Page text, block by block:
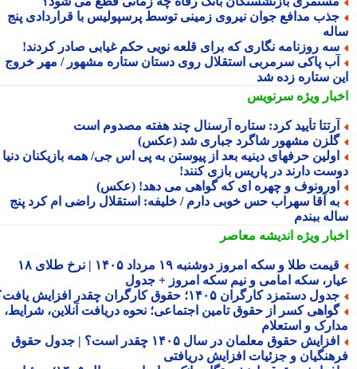
مدافع جوان نیروی زمینی توسط پرسپولیس با قراردادی پنج
روزنامه نگاری که برای قلعه نویی حکم غیابی صادر کردند!
پاکی سرمربی استقلال روی دستان ستاره مشهور / مهر خروج
ستاره زده شد
ویژهسرنویس
تأیید کرد: ستاره آرسنال چند هفته مصدوم است
مشهور شاگرد جباری شد (عکس)
حرفهای دینیه بعد از پیوستن به پی اس جی/ همه بازیکنان دنیا
دارند در پاریس بازی کنند!
و چهره ای که گواهی می دهد! (عکس)
آقا سهراب حس خوبی دارم / خلیفه: استقلال راضی ام کرد پنج
ببندم
ویژهاندیشه معاصر
قیمت طلا و سکه امروز دوشنبه ۱۹ مرداد ۱۴۰۵ | نرخ طلای ۱۸
سکه امامی و نیم سکه امروز + جدول
دستمزد کارگران ۱۴۰۵؛ حقوق کارگران چقدر افزایش یافت؟
کسر از حقوق تامین اجتماعی؛ نحوه دریافت آنلاین، شرایط،
و استعلام
افزایش حقوق معلمان در سال ۱۴۰۵ چقدر است؟ | جدول حقوق
و جزئیات افزایش دریافتی